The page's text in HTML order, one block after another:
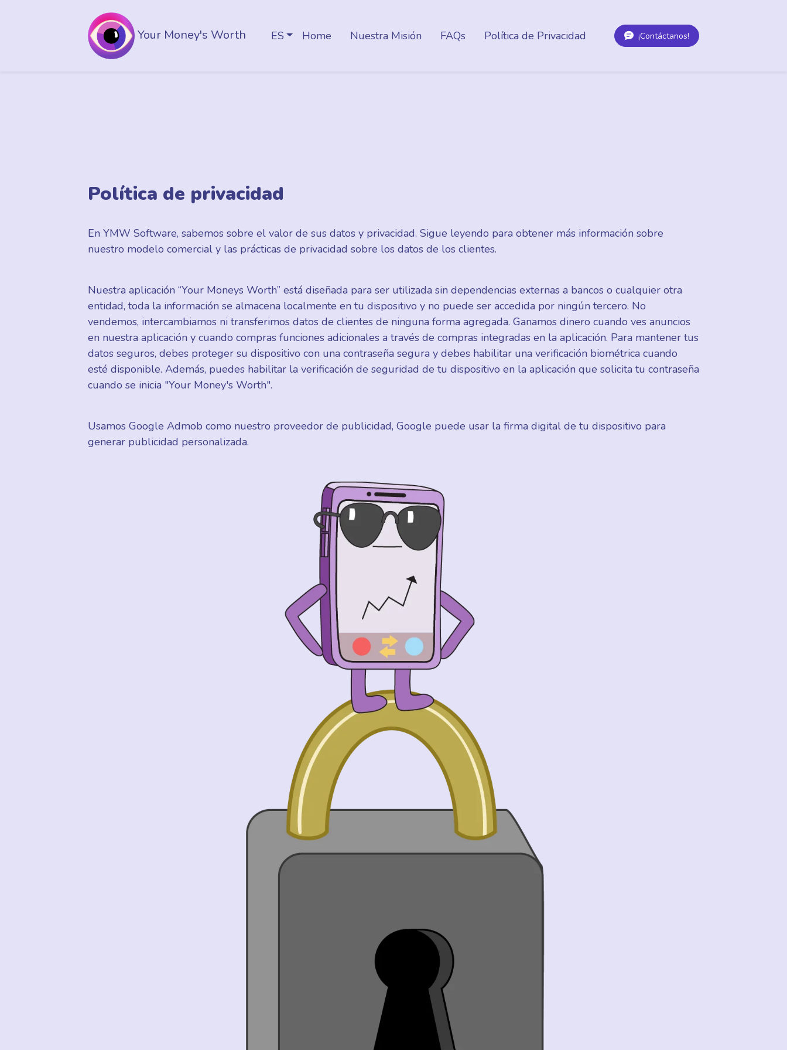
Your Money's Worth ES Home Nuestra Misión FAQs Política de Privacidad ¡Contáctanos!
Política de privacidad
En YMW Software, sabemos sobre el valor de sus datos y privacidad. Sigue leyendo para obtener más información sobre
nuestro modelo comercial y las prácticas de privacidad sobre los datos de los clientes.
Nuestra aplicación “Your Moneys Worth” está diseñada para ser utilizada sin dependencias externas a bancos o cualquier otra
entidad, toda la información se almacena localmente en tu dispositivo y no puede ser accedida por ningún tercero. No
vendemos, intercambiamos ni transferimos datos de clientes de ninguna forma agregada. Ganamos dinero cuando ves anuncios
en nuestra aplicación y cuando compras funciones adicionales a través de compras integradas en la aplicación. Para mantener tus
datos seguros, debes proteger su dispositivo con una contraseña segura y debes habilitar una verificación biométrica cuando
esté disponible. Además, puedes habilitar la verificación de seguridad de tu dispositivo en la aplicación que solicita tu contraseña
cuando se inicia "Your Money's Worth".
Usamos Google Admob como nuestro proveedor de publicidad, Google puede usar la firma digital de tu dispositivo para
generar publicidad personalizada.